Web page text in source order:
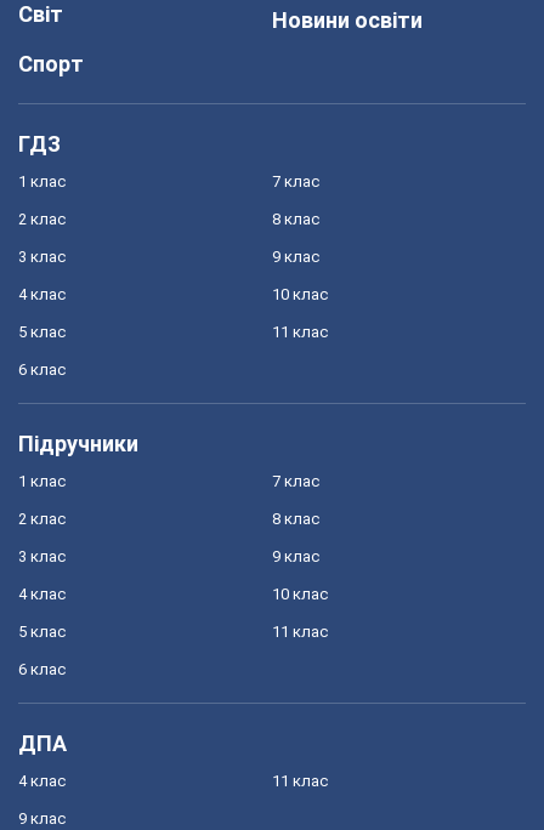
Світ
Спорт
Новини освіти
ГДЗ
1 клас
2 клас
3 клас
4 клас
5 клас
6 клас
7 клас
8 клас
9 клас
10 клас
11 клас
Підручники
1 клас
2 клас
3 клас
4 клас
5 клас
6 клас
7 клас
8 клас
9 клас
10 клас
11 клас
ДПА
4 клас
9 клас
11 клас